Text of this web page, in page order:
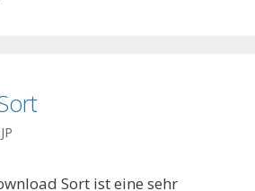
JP
Sort ist eine sehr